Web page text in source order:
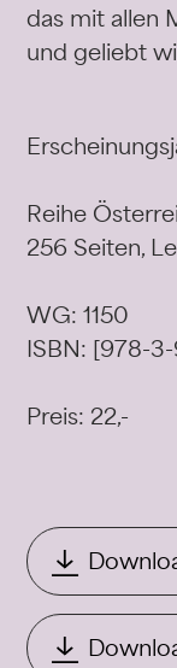
das mit allen
und geliebt
Reihe
256 Seiten,
WG: 1150
ISBN: [978-
Preis: 22,-